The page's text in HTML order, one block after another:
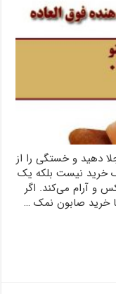
دهید و خستگی را از
خرید نیست بلکه یک
و آرام می‌کند. اگر
خرید صابون نمک …